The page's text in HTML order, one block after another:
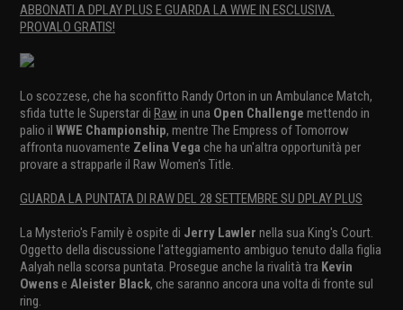
ABBONATI A DPLAY PLUS E GUARDA LA WWE IN ESCLUSIVA.
PROVALO GRATIS!
Lo scozzese, che ha sconfitto Randy Orton in un Ambulance Match,
sfida tutte le Superstar di Raw in una Open Challenge mettendo in
palio il WWE Championship, mentre The Empress of Tomorrow
affronta nuovamente Zelina Vega che ha un'altra opportunità per
provare a strapparle il Raw Women's Title.
GUARDA LA PUNTATA DI RAW DEL 28 SETTEMBRE SU DPLAY PLUS
La Mysterio's Family è ospite di Jerry Lawler nella sua King's Court.
Oggetto della discussione l'atteggiamento ambiguo tenuto dalla figlia
Aalyah nella scorsa puntata. Prosegue anche la rivalità tra Kevin
Owense Aleister Black, che saranno ancora una volta di fronte sul
ring.